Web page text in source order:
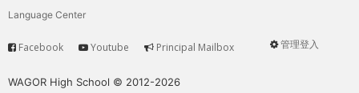
Language Center
User
管理登入
Service
Facebook Youtube Principal Mailbox
WAGOR High School © 2012-2026